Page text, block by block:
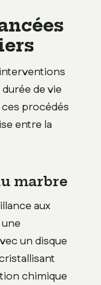
de vie
procédés
entre la
marbre
aux
un disque
chimique